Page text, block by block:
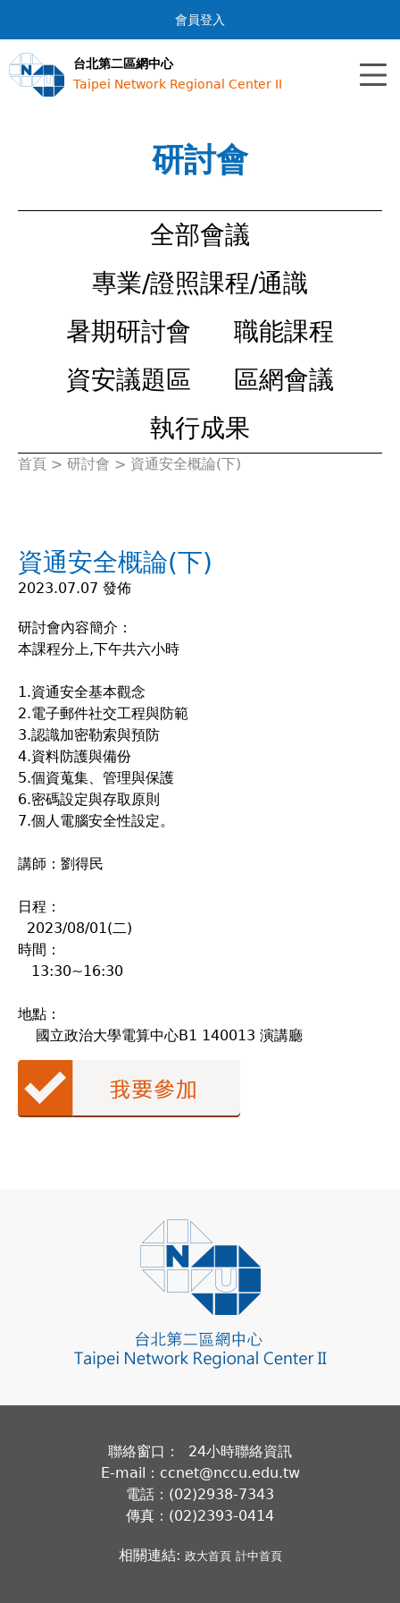
Jump to navigation
會員登入
台北第二區網中心
Taipei Network Regional Center II
研討會
全部會議
專業/證照課程/通識
暑期研討會
職能課程
資安議題區
區網會議
執行成果
您
這
首頁 > 研討會 > 資通安全概論(下)
資通安全概論(下)
2023.07.07 發佈
研討會內容簡介：
本課程分上,下午共六小時
1.資通安全基本觀念
2.電子郵件社交工程與防範
3.認識加密勒索與預防
4.資料防護與備份
5.個資蒐集、管理與保護
6.密碼設定與存取原則
7.個人電腦安全性設定。
講師：劉得民
日程：
2023/08/01(二)
時間：
13:30~16:30
地點：
國立政治大學電算中心B1 140013 演講廳
聯絡窗口： 24小時聯絡資訊
E-mail：ccnet@nccu.edu.tw
電話：(02)2938-7343
傳真：(02)2393-0414
相關連結: 政大首頁 計中首頁